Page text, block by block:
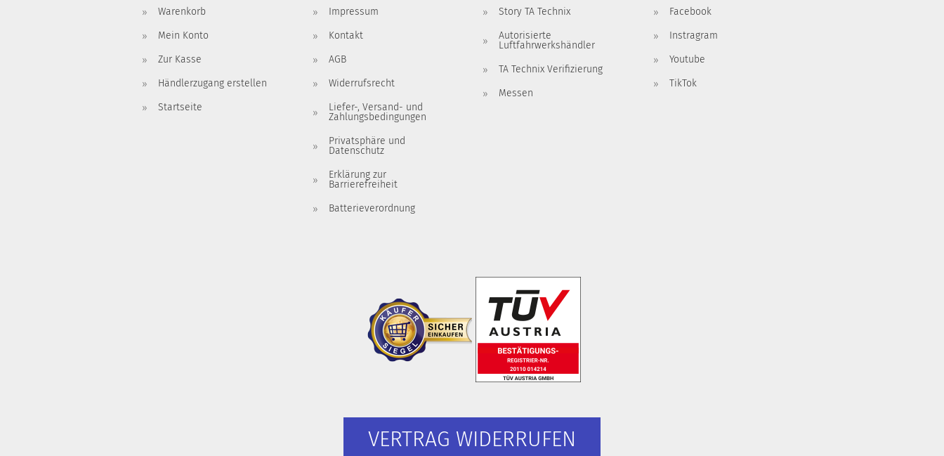
Warenkorb
Mein Konto
Zur Kasse
Händlerzugang erstellen
Startseite
Impressum
Kontakt
AGB
Widerrufsrecht
Liefer-, Versand- und
Zahlungsbedingungen
Privatsphäre und
Datenschutz
Erklärung zur
Barrierefreiheit
Batterieverordnung
Story TA Technix
Autorisierte
Luftfahrwerkshändler
TA Technix Verifizierung
Messen
Facebook
Instragram
Youtube
TikTok
VERTRAG WIDERRUFEN